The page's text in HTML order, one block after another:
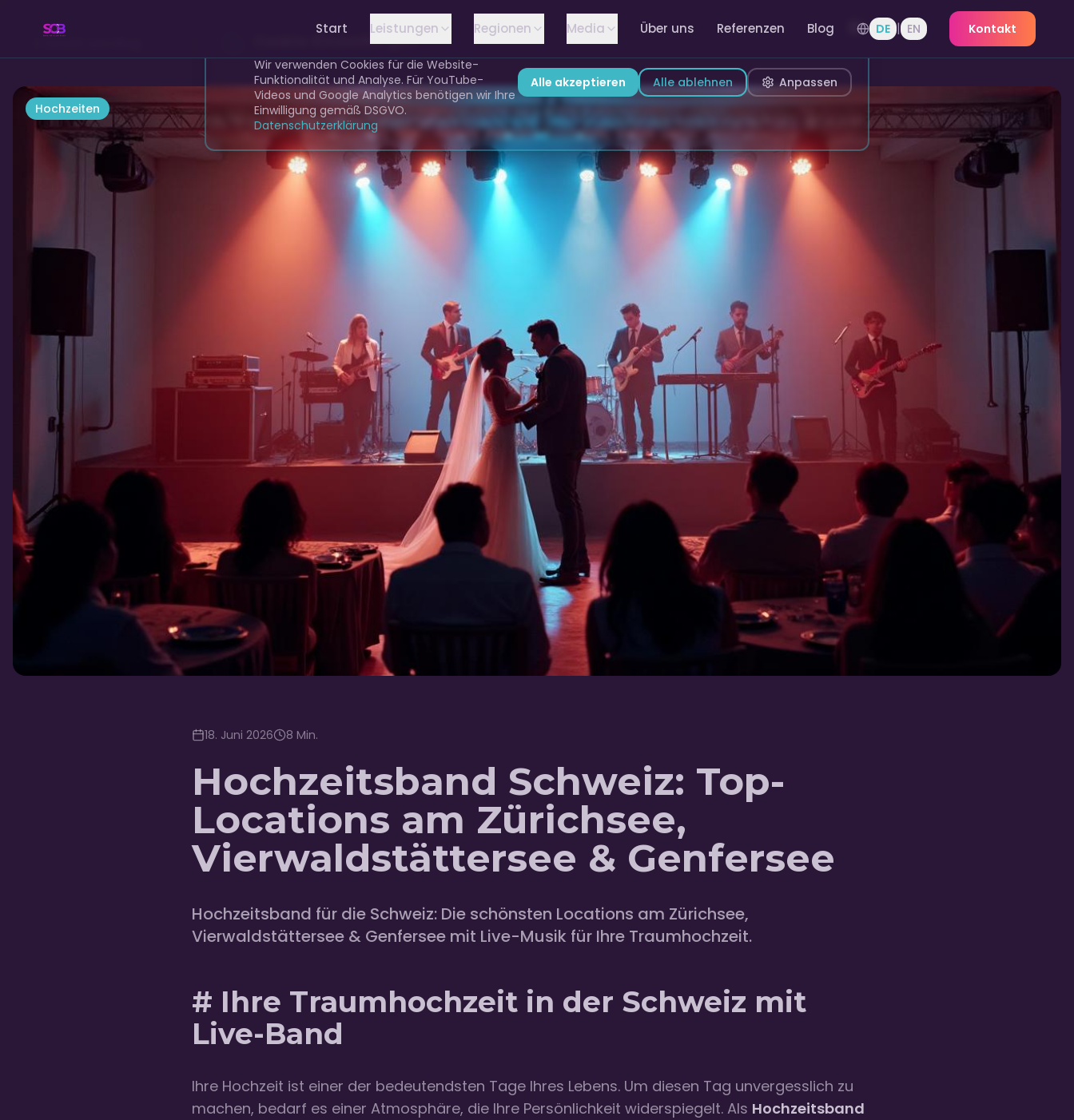
Skyline Club Band Start Leistungen Regionen Media Über uns Referenzen Blog DE | EN
Kontakt
Hochzeiten
18. Juni 2026 8 Min.
Hochzeitsband Schweiz: Top-
Locations am Zürichsee,
Vierwaldstättersee & Genfersee
Hochzeitsband für die Schweiz: Die schönsten Locations am Zürichsee,
Vierwaldstättersee & Genfersee mit Live-Musik für Ihre Traumhochzeit.
# Ihre Traumhochzeit in der Schweiz mit
Live-Band
Ihre Hochzeit ist einer der bedeutendsten Tage Ihres Lebens. Um diesen Tag unvergesslich zu
machen, bedarf es einer Atmosphäre, die Ihre Persönlichkeit widerspiegelt. Als Hochzeitsband
Cookie-Einstellungen
Wir verwenden Cookies für die Website-
Funktionalität und Analyse. Für YouTube-
Videos und Google Analytics benötigen wir Ihre
Einwilligung gemäß DSGVO.
Datenschutzerklärung
Alle akzeptieren Alle ablehnen Anpassen